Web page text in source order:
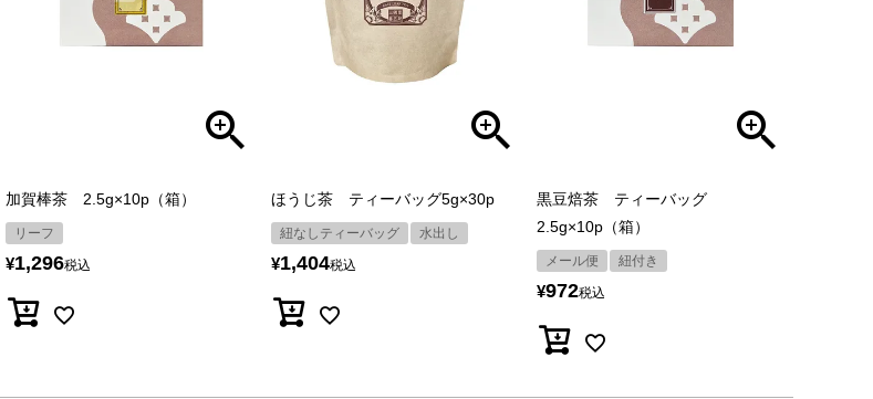
加賀棒茶 2.5g×10p（箱）
リーフ
¥1,296税込
ほうじ茶 ティーバッグ5g×30p
紐なしティーバッグ 水出し
¥1,404税込
黒豆焙茶 ティーバッグ
2.5g×10p（箱）
メール便 紐付き
¥972税込